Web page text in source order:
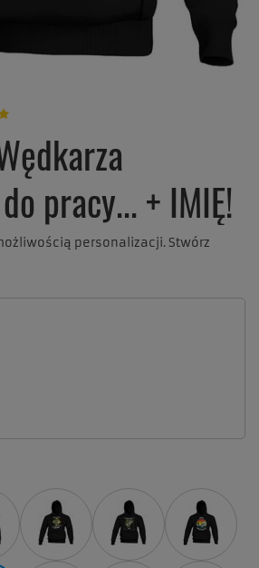
pracy... + IMIĘ!
personalizacji. Stwórz